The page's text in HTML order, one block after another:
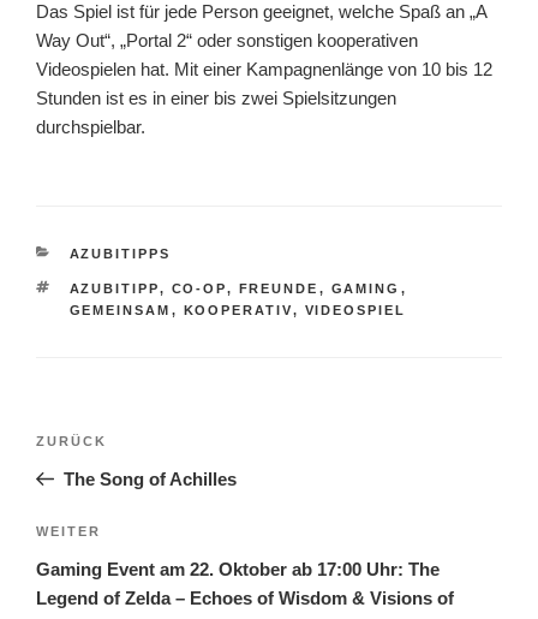
Das Spiel ist für jede Person geeignet, welche Spaß an „A
Way Out“, „Portal 2“ oder sonstigen kooperativen
Videospielen hat. Mit einer Kampagnenlänge von 10 bis 12
Stunden ist es in einer bis zwei Spielsitzungen
durchspielbar.
KATEGORIEN
AZUBITIPPS
SCHLAGWÖRTER
AZUBITIPP, CO-OP, FREUNDE , GAMING ,
GEMEINSAM , KOOPERATIV, VIDEOSPIEL
Beitragsnavigation
Vorheriger
Beitrag
ZURÜCK
The Song of Achilles
Nächster
Beitrag
WEITER
Gaming Event am 22. Oktober ab 17:00 Uhr: The
Legend of Zelda – Echoes of Wisdom & Visions of